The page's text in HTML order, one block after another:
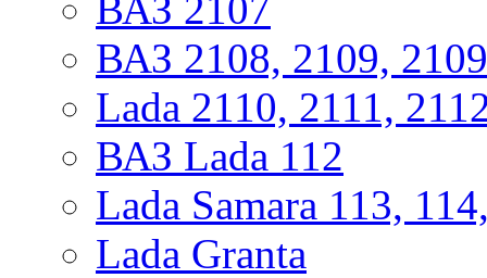
ВАЗ 2108, 2109,
Lada 2110, 2111,
ВАЗ Lada 112
Lada Samara 113,
Lada Granta